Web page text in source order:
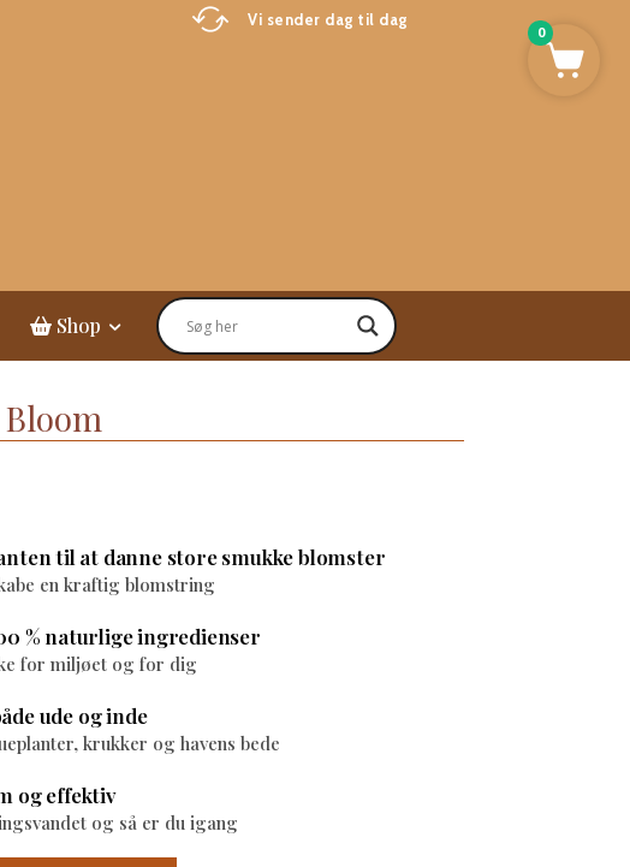
Vi sender dag til dag
Shop
til at danne store smukke blomster
en kraftig blomstring
% naturlige ingredienser
for miljøet og for dig
ude og inde
krukker og havens bede
og effektiv
og så er du igang
0